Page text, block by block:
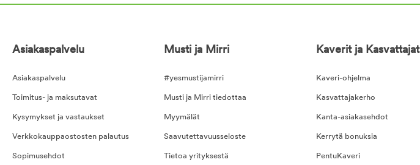
Asiakaspalvelu
Asiakaspalvelu
Toimitus- ja maksutavat
Kysymykset ja vastaukset
Verkkokauppaostosten palautus
Sopimusehdot
Musti ja Mirri
#yesmustijamirri
Musti ja Mirri tiedottaa
Myymälät
Saavutettavuusseloste
Tietoa yrityksestä
Kaverit ja Kasvattajat
Kaveri-ohjelma
Kasvattajakerho
Kanta-asiakasehdot
Kerrytä bonuksia
PentuKaveri